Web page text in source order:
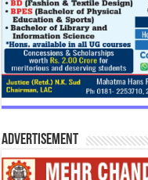
Advertisement